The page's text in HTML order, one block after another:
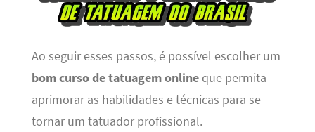
Ao seguir esses passos, é possível escolher um
bom curso de tatuagem onlineque permita
aprimorar as habilidades e técnicas para se
tornar um tatuador profissional.